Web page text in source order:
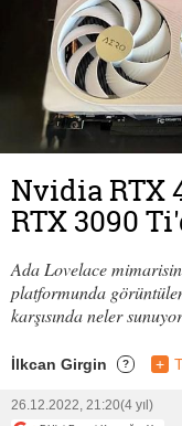
Nvidia RTX
RTX 3090
Ada Lovelace
platformunda
karşısında neler
İlkcan Girgin ? +
26.12.2022, 21:20(4 yıl)